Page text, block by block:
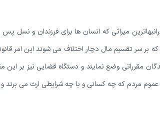
میراثی که انسان ها برای فرزندان و نسل
که بر سر تقسیم مال دچار اختلاف می شوند این امر
مقرراتی وضع نمایند و دستگاه قضایی نیز بر
مردم که چه کسانی و با چه شرایطی ارث می برند